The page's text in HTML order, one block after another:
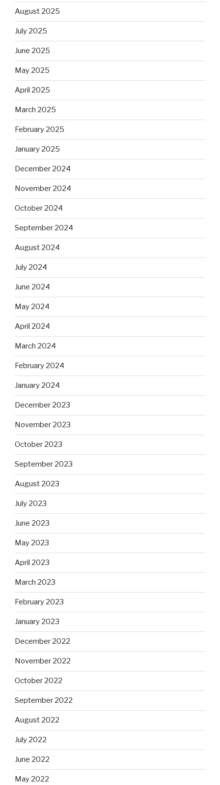
August 2025
July 2025
June 2025
May 2025
April 2025
March 2025
February 2025
January 2025
December 2024
November 2024
October 2024
September 2024
August 2024
July 2024
June 2024
May 2024
April 2024
March 2024
February 2024
January 2024
December 2023
November 2023
October 2023
September 2023
August 2023
July 2023
June 2023
May 2023
April 2023
March 2023
February 2023
January 2023
December 2022
November 2022
October 2022
September 2022
August 2022
July 2022
June 2022
May 2022